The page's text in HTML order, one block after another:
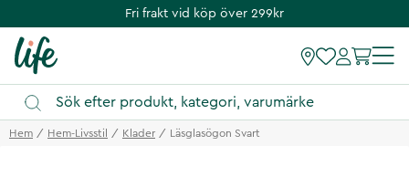
Fri frakt vid köp över 299kr
Hem Hem-Livsstil Klader Läsglasögon Svart